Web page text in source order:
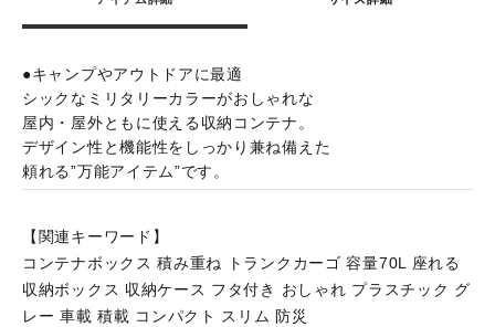
●キャンプやアウトドアに最適
シックなミリタリーカラーがおしゃれな
屋内・屋外ともに使える収納コンテナ。
デザイン性と機能性をしっかり兼ね備えた
頼れる”万能アイテム”です。
【関連キーワード】
コンテナボックス 積み重ね トランクカーゴ 容量70L 座れる
収納ボックス 収納ケース フタ付き おしゃれ プラスチック グ
レー 車載 積載 コンパクト スリム 防災